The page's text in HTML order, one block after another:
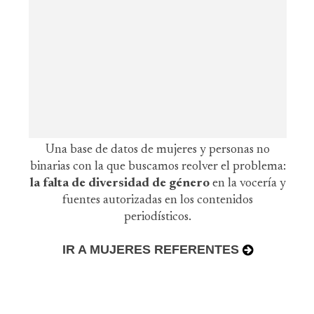
Una base de datos de mujeres y personas no
binarias con la que buscamos reolver el problema:
la falta de diversidad de género en la vocería y
fuentes autorizadas en los contenidos
periodísticos.
IR A MUJERES REFERENTES